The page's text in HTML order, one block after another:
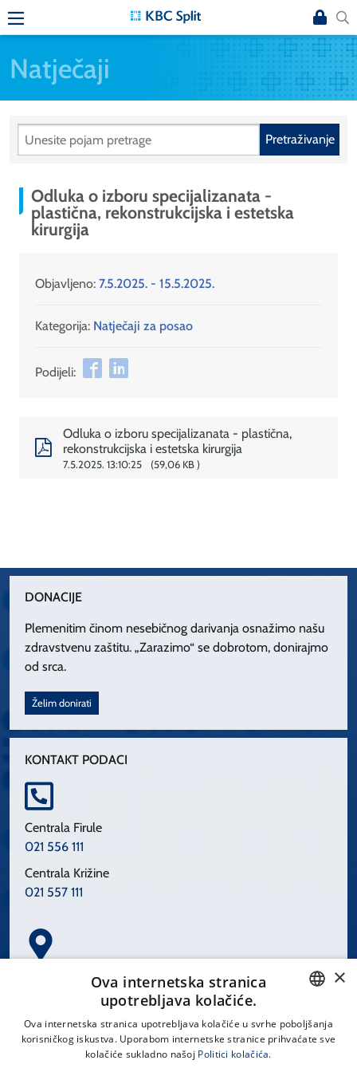
Natječaji
Pretraživanje
Odluka o izboru specijalizanata -
plastična, rekonstrukcijska i estetska
kirurgija
Objavljeno: 7.5.2025. - 15.5.2025.
Kategorija: Natječaji za posao
Podijeli:
Odluka o izboru specijalizanata - plastična,
rekonstrukcijska i estetska kirurgija
7.5.2025. 13:10:25 59,06 KB
DONACIJE
Plemenitim činom nesebičnog darivanja osnažimo našu
zdravstvenu zaštitu. „Zarazimo“ se dobrotom, donirajmo
od srca.
Želim donirati
KONTAKT PODACI
Centrala Firule
021 556 111
Centrala Križine
021 557 111
Spinčićeva 1, 21000 Split
CROATIAN
×
Ova internetska stranica
upotrebljava kolačiće.
Ova internetska stranica upotrebljava kolačiće u svrhe poboljšanja
korisničkog iskustva. Uporabom internetske stranice prihvaćate sve
kolačiće sukladno našoj Politici kolačića.